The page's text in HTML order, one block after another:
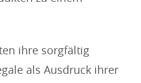
ihre sorgfältig
als Ausdruck ihrer